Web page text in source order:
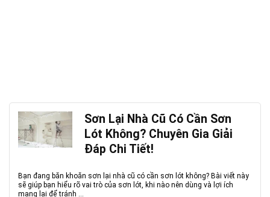
Sơn Lại Nhà Cũ Có Cần Sơn
Lót Không? Chuyên Gia Giải
Đáp Chi Tiết!
Bạn đang băn khoăn sơn lại nhà cũ có cần sơn lót không? Bài viết này
sẽ giúp bạn hiểu rõ vai trò của sơn lót, khi nào nên dùng và lợi ích
mang lại để tránh ...